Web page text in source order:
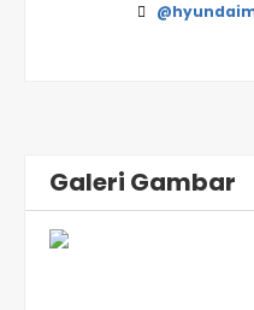
Galeri Gambar